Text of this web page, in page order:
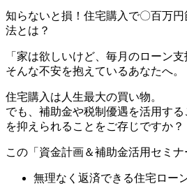
知らないと損！住宅購入で〇百万円
法とは？
「家は欲しいけど、毎月のローン
そんな不安を抱えているあなたへ。
住宅購入は人生最大の買い物。
でも、補助金や税制優遇を活用す
を抑えられることをご存じですか？
この「資金計画＆補助金活用セミナ
無理なく返済できる住宅ロー